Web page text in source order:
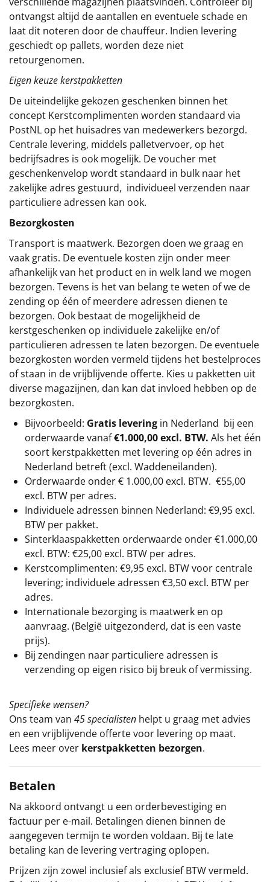
ontvangst altijd de aantallen en eventuele schade en
laat dit noteren door de chauffeur. Indien levering
geschiedt op pallets, worden deze niet
retourgenomen.
Eigen keuze kerstpakketten
De uiteindelijke gekozen geschenken binnen het
concept Kerstcomplimenten worden standaard via
PostNL op het huisadres van medewerkers bezorgd.
Centrale levering, middels palletvervoer, op het
bedrijfsadres is ook mogelijk. De voucher met
geschenkenvelop wordt standaard in bulk naar het
zakelijke adres gestuurd, individueel verzenden naar
particuliere adressen kan ook.
Bezorgkosten
Transport is maatwerk. Bezorgen doen we graag en
vaak gratis. De eventuele kosten zijn onder meer
afhankelijk van het product en in welk land we mogen
bezorgen. Tevens is het van belang te weten of we de
zending op één of meerdere adressen dienen te
bezorgen. Ook bestaat de mogelijkheid de
kerstgeschenken op individuele zakelijke en/of
particulieren adressen te laten bezorgen. De eventuele
bezorgkosten worden vermeld tijdens het bestelproces
of staan in de vrijblijvende offerte. Kies u pakketten uit
diverse magazijnen, dan kan dat invloed hebben op de
bezorgkosten.
Bijvoorbeeld: Gratis levering in Nederland bij een
orderwaarde vanaf€1.000,00 excl. BTW. Als het één
soort kerstpakketten met levering op één adres in
Nederland betreft (excl. Waddeneilanden).
Orderwaarde onder € 1.000,00 excl. BTW. €55,00
excl. BTW per adres.
Individuele adressen binnen Nederland: €9,95 excl.
BTW per pakket.
Sinterklaaspakketten orderwaarde onder €1.000,00
excl. BTW: €25,00 excl. BTW per adres.
Kerstcomplimenten: €9,95 excl. BTW voor centrale
levering; individuele adressen €3,50 excl. BTW per
adres.
Internationale bezorging is maatwerk en op
aanvraag. (België uitgezonderd, dat is een vaste
prijs).
Bij zendingen naar particuliere adressen is
verzending op eigen risico bij breuk of vermissing.
Specifieke wensen?
Ons team van 45 specialisten helpt u graag met advies
en een vrijblijvende offerte voor levering op maat.
Lees meer over kerstpakketten bezorgen.
Betalen
Na akkoord ontvangt u een orderbevestiging en
factuur per e-mail. Betalingen dienen binnen de
aangegeven termijn te worden voldaan. Bij te late
betaling kan de levering vertraging oplopen.
Prijzen zijn zowel inclusief als exclusief BTW vermeld.